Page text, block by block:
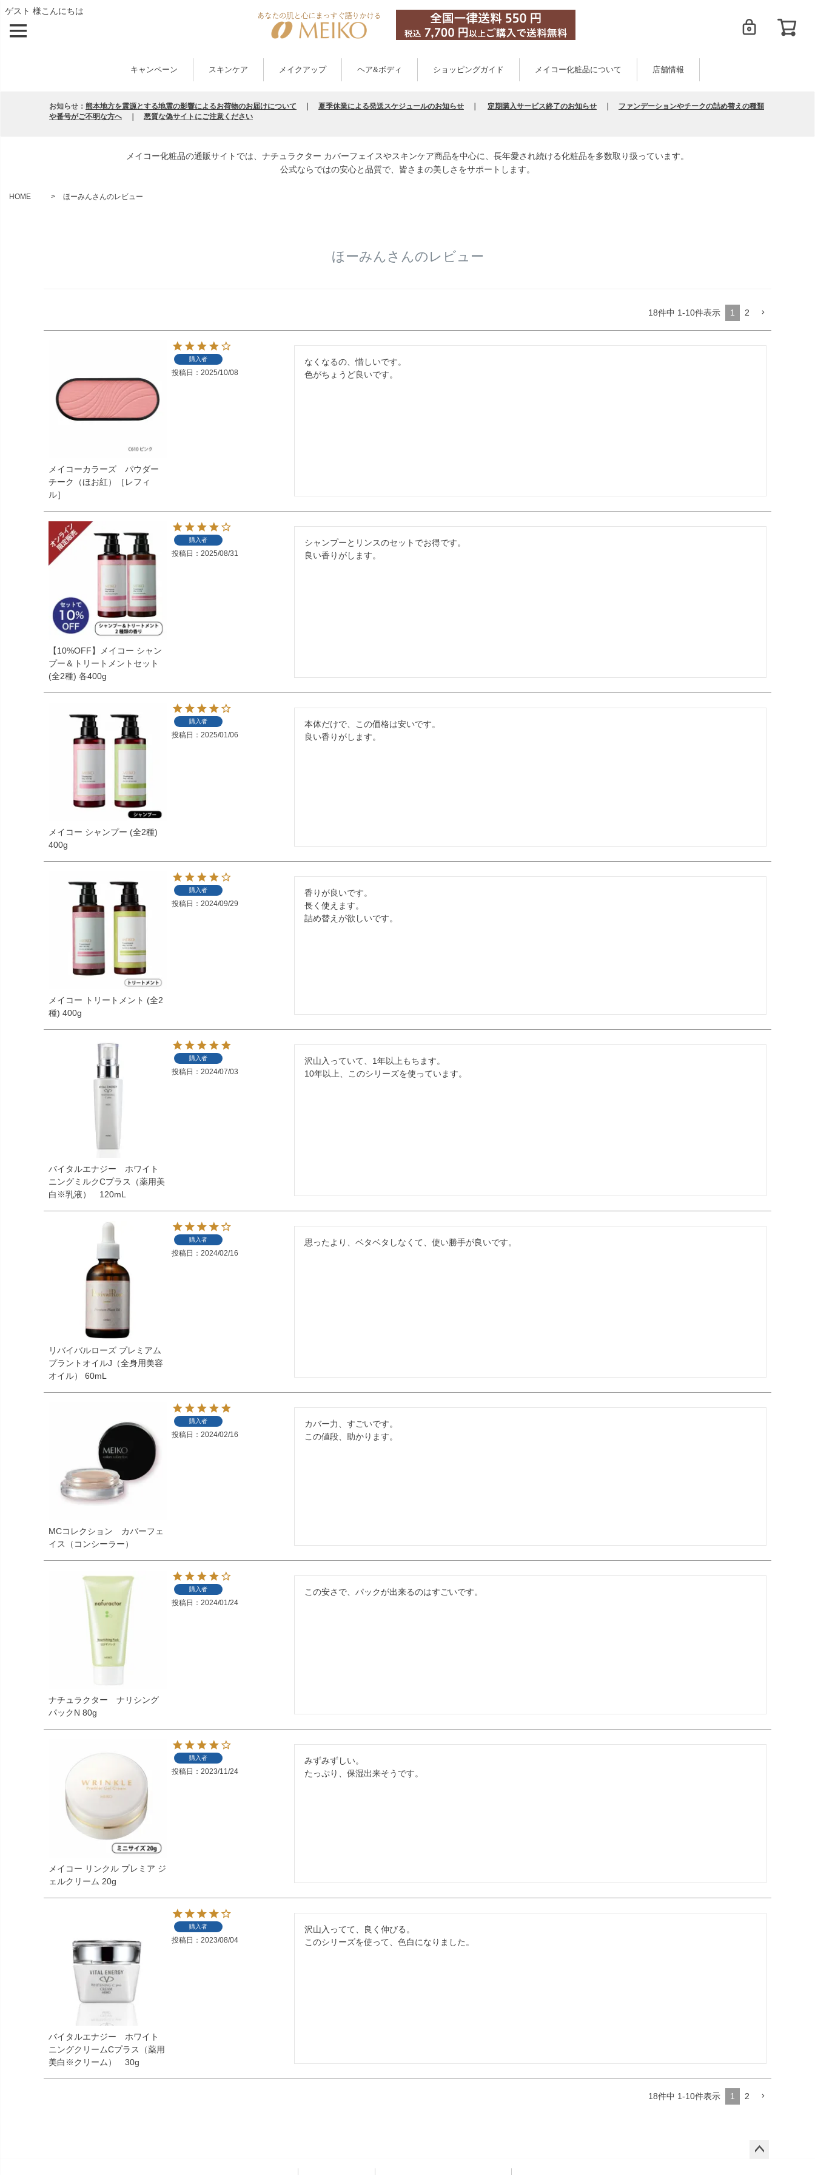
ゲスト 様こんにちは
キャンペーン スキンケア メイクアップ ヘア&ボディ ショッピングガイド メイコー化粧品について 店舗情報
お知らせ： 熊本地方を震源とする地震の影響によるお荷物のお届けについて 夏季休業による発送スケジュールのお知らせ 定期購入サービス終了のお知らせ
ファンデーションやチークの詰め替えの種類
や番号がご不明な方へ｜ 悪質な偽サイトにご注意ください
メイコー化粧品の通販サイトでは、ナチュラクター カバーフェイスやスキンケア商品を中心に、長年愛され続ける化粧品を多数取り扱っています。
公式ならではの安心と品質で、皆さまの美しさをサポートします。
HOME ほーみんさんのレビュー
ほーみんさんのレビュー
18件中 1-10件表示 1 2
メイコーカラーズ パウダー
チーク（ほお紅）［レフィ
ル］
購入者
投稿日 2025/10/08
なくなるの、惜しいです。
色がちょうど良いです。
【10%OFF】メイコー シャン
プー＆トリートメントセット
(全2種) 各400g
購入者
投稿日 2025/08/31
シャンプーとリンスのセットでお得です。
良い香りがします。
メイコー シャンプー (全2種)
400g
購入者
投稿日 2025/01/06
本体だけで、この価格は安いです。
良い香りがします。
メイコー トリートメント (全2
種) 400g
購入者
投稿日 2024/09/29
香りが良いです。
長く使えます。
詰め替えが欲しいです。
バイタルエナジー ホワイト
ニングミルクCプラス（薬用美
白※乳液） 120mL
購入者
投稿日 2024/07/03
沢山入っていて、1年以上もちます。
10年以上、このシリーズを使っています。
リバイバルローズ プレミアム
プラントオイルJ（全身用美容
オイル） 60mL
購入者
投稿日 2024/02/16
思ったより、ベタベタしなくて、使い勝手が良いです。
MCコレクション カバーフェ
イス（コンシーラー）
購入者
投稿日 2024/02/16
カバー力、すごいです。
この値段、助かります。
ナチュラクター ナリシング
パックN 80g
購入者
投稿日 2024/01/24
この安さで、パックが出来るのはすごいです。
メイコー リンクル プレミア ジ
ェルクリーム 20g
購入者
投稿日 2023/11/24
みずみずしい。
たっぷり、保湿出来そうです。
バイタルエナジー ホワイト
ニングクリームCプラス（薬用
美白※クリーム） 30g
購入者
投稿日 2023/08/04
沢山入ってて、良く伸びる。
このシリーズを使って、色白になりました。
18件中 1-10件表示 1 2